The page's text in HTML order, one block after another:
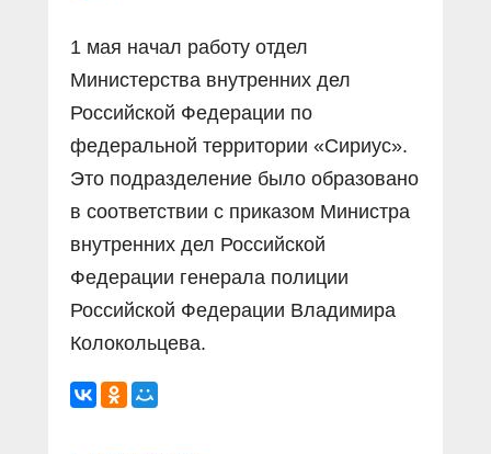
1 мая начал работу отдел
Министерства внутренних дел
Российской Федерации по
федеральной территории «Сириус».
Это подразделение было образовано
в соответствии с приказом Министра
внутренних дел Российской
Федерации генерала полиции
Российской Федерации Владимира
Колокольцева.